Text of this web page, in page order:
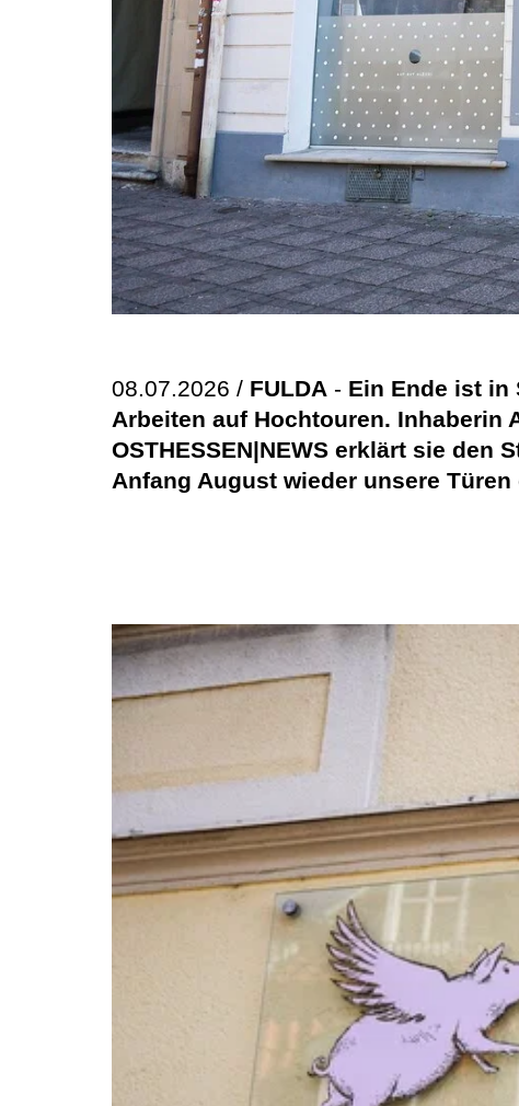
08.07.2026 / FULDA - Ein Ende ist in
Arbeiten auf Hochtouren. Inhaberin
OSTHESSEN|NEWS erklärt sie den
Anfang August wieder unsere